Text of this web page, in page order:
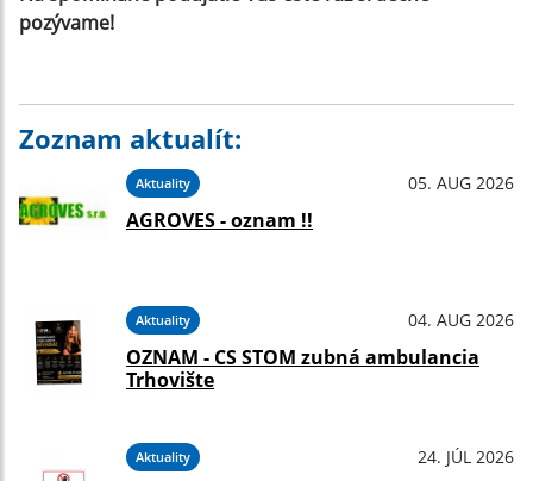
pozývame!
Zoznam aktualít:
Aktuality 05. AUG 2026
AGROVES - oznam !!
Aktuality 04. AUG 2026
OZNAM - CS STOM zubná ambulancia
Trhovište
Aktuality 24. JÚL 2026